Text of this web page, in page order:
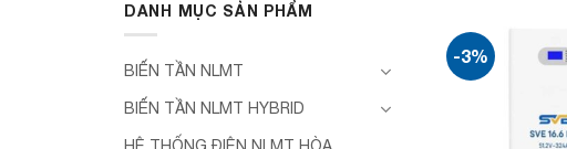
DANH MỤC SẢN PHẨM
BIẾN TẦN NLMT
BIẾN TẦN NLMT HYBRID
-3%